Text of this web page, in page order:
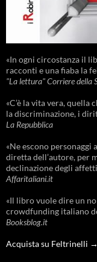
«In ogni circostanza il
racconti e una fiaba la
"La lettura" Corriere della
«C’è la vita vera,
la discriminazione, i
La Repubblica
«Ne escono personaggi
diretta dell’autore, per
declinazione degli
Affaritaliani.it
«Il libro vuole dire un
crowdfunding italiano
Booksblog.it
Acquista su Feltrinelli →